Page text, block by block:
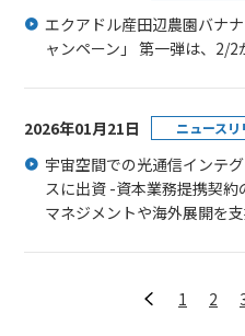
エクアドル産田辺農園バナ
ャンペーン」 第一弾は、2/2
2026年01月21日 ニュースリ
宇宙空間での光通信インテ
スに出資 -資本業務提携契
マネジメントや海外展開を
1 2